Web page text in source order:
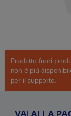
Prodotto fuori
non è più
per il supporto.
VAI ALLA